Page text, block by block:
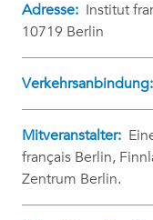
Adresse: Institut
10719 Berlin
Verkehrsanbindung:
Mitveranstalter:
français Berlin,
Zentrum Berlin.